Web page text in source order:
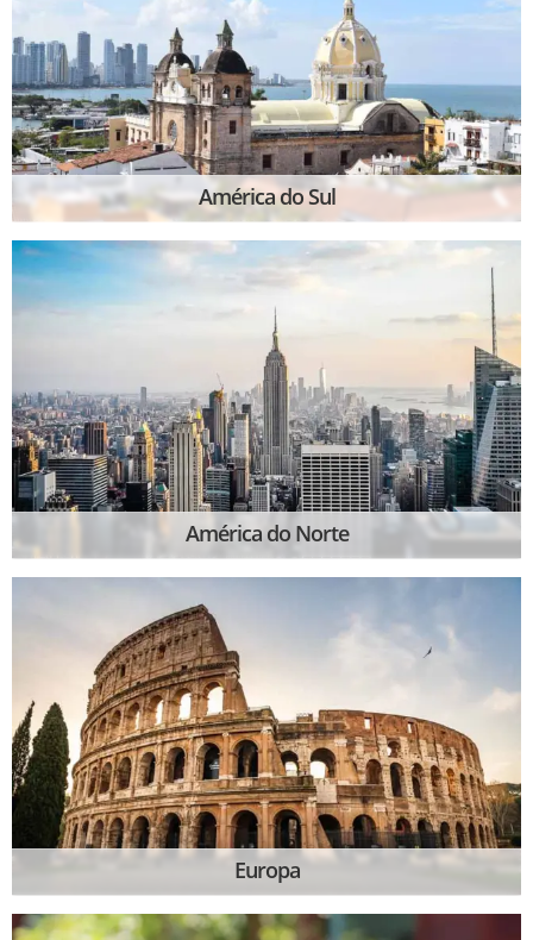
América do Sul
América do Norte
Europa